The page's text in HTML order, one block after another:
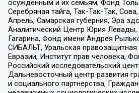
осужденным и их семьям, Фонд
Серебряная тайга, Так-Так-Так,
Апрель, Самарская губерния, Эра
Аналитический Центр Юрия
Гагарина, Фонд имени Андрея
СИБАЛЬТ, Уральская
Евразии, Институт прав человека,
Российский исследовательский
Дальневосточный центр развития
и социального партнерства,